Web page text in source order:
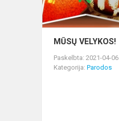
MŪSŲ VELYKOS!
Paskelbta: 2021-04-06
Kategorija: Parodos